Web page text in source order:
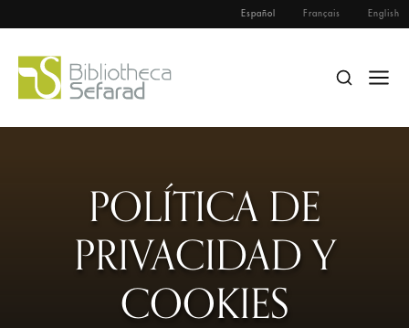
Español Français English
POLÍTICA DE
PRIVACIDAD Y
COOKIES